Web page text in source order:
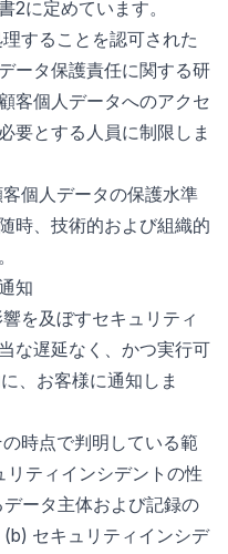
2に定めています。
することを認可された
ータ保護責任に関する研
客個人データへのアクセ
要とする人員に制限しま
個人データの保護水準
時、技術的および組織的
知
を及ぼすセキュリティ
な遅延なく、かつ実行可
、お客様に通知しま
時点で判明している範
ティインシデントの性
ータ主体および記録の
セキュリティインシデ